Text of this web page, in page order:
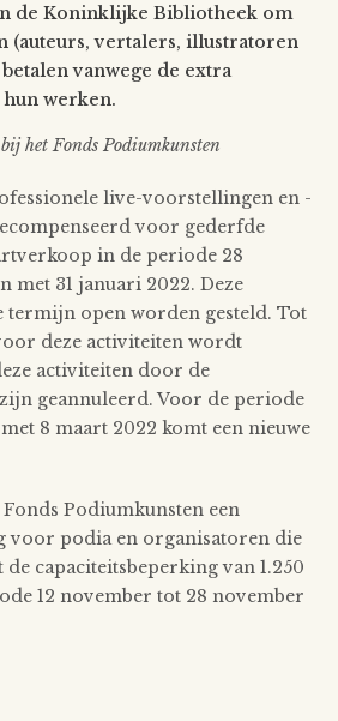
de Koninklijke Bibliotheek om
(auteurs, vertalers, illustratoren
vanwege de extra
werken.
het Fonds Podiumkunsten
live-voorstellingen en -
voor gederfde
in de periode 28
met 31 januari 2022. Deze
termijn open worden gesteld. Tot
deze activiteiten wordt
activiteiten door de
geannuleerd. Voor de periode
8 maart 2022 komt een nieuwe
Podiumkunsten een
voor podia en organisatoren die
capaciteitsbeperking van 1.250
12 november tot 28 november